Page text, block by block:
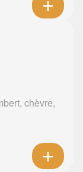
chèvre,